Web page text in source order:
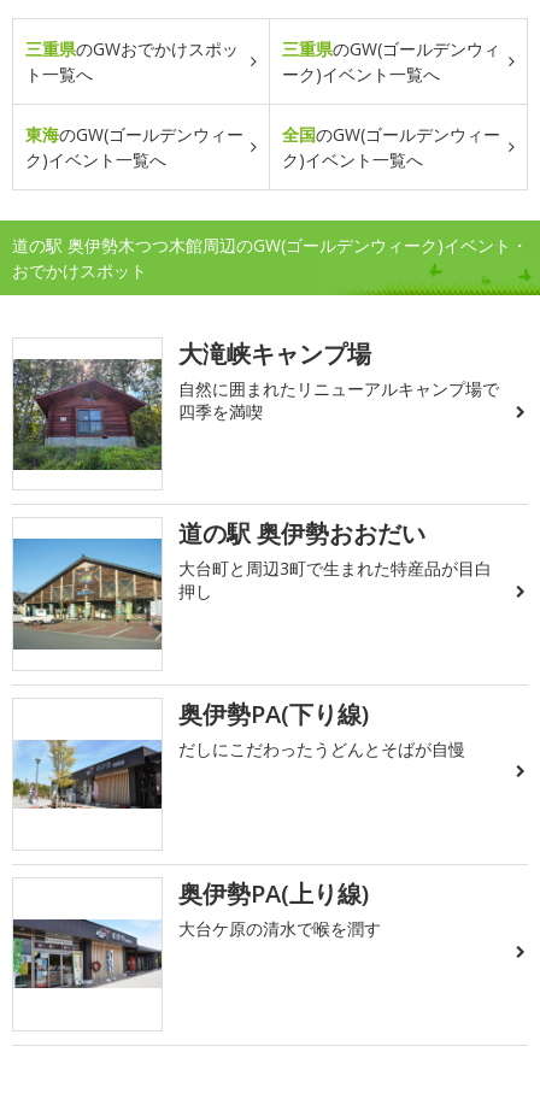
三重県のGWおでかけスポッ
ト一覧へ
三重県のGW(ゴールデンウィ
ーク)イベント一覧へ
東海のGW(ゴールデンウィー
ク)イベント一覧へ
全国のGW(ゴールデンウィー
ク)イベント一覧へ
道の駅 奥伊勢木つつ木館周辺のGW(ゴールデンウィーク)イベント・
おでかけスポット
大滝峡キャンプ場
自然に囲まれたリニューアルキャンプ場で
四季を満喫
道の駅 奥伊勢おおだい
大台町と周辺3町で生まれた特産品が目白
押し
奥伊勢PA(下り線)
だしにこだわったうどんとそばが自慢
奥伊勢PA(上り線)
大台ケ原の清水で喉を潤す